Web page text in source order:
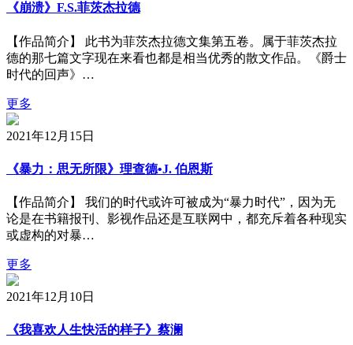
《崩溃》F.S.菲茨杰拉德
【作品简介】 此书为菲茨杰拉德文集第五卷。属于菲茨杰拉
德的那七篇文字现在来看也都是相当优秀的散文作品。《爵士
时代的回声》…
更多
2021年12月15日
《暴力：思无所限》理查德•J. 伯恩斯
【作品简介】 我们的时代或许可被成为“暴力时代”，因为无
论是在书籍报刊、影视作品还是互联网中，都充斥着各种现实
或虚构的对暴…
更多
2021年12月10日
《我喜欢人生快活的样子》蔡澜